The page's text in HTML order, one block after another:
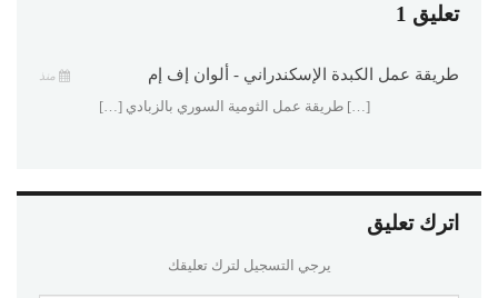
تعليق 1
طريقة عمل الكبدة الإسكندراني - ألوان إف إم منذ
[…] طريقة عمل الثومية السوري بالزبادي […]
اترك تعليق
يرجي التسجيل لترك تعليقك